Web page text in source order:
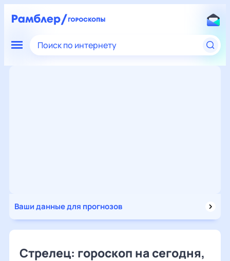
Поиск по интернету
Ваши данные для прогнозов
Стрелец: гороскоп на сегодня,